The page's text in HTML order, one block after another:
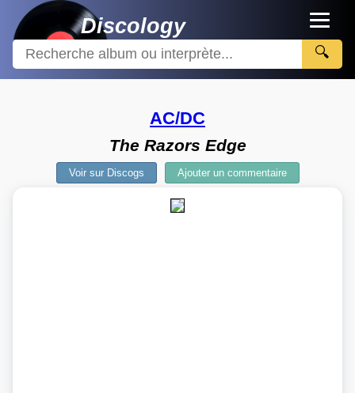
Discology
🔍
AC/DC
The Razors Edge